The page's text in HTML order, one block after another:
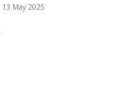
13 May 2025